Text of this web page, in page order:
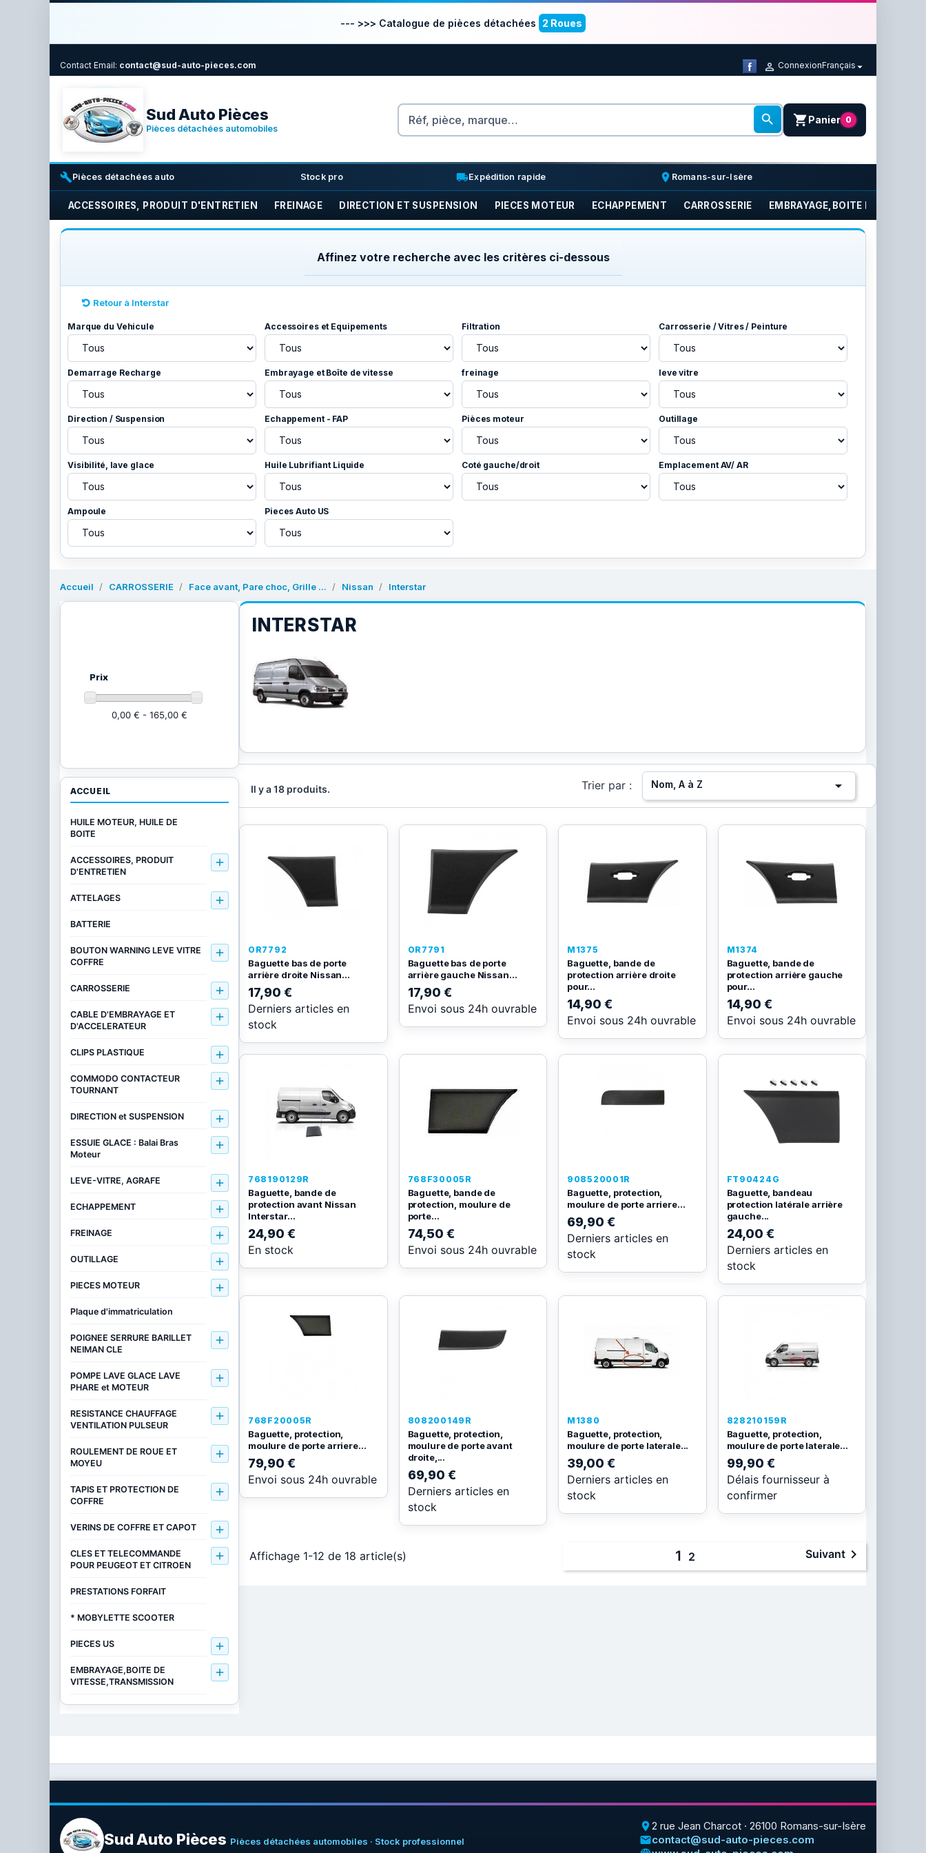
--- >>> Catalogue de pièces détachées 2 Roues
Contact Email: contact@sud-auto-pieces.com  ConnexionFrançais
Sud Auto Pièces
Pièces détachées automobiles
Rechercher
 shopping_cartPanier 0
buildPièces détachées auto inventory_2
Stock pro local_shippingExpédition rapide place Romans-sur-Isère
ACCESSOIRES, PRODUIT D'ENTRETIEN FREINAGE DIRECTION ET SUSPENSION PIECES MOTEUR ECHAPPEMENT CARROSSERIE EMBRAYAGE,BOITE DE
Affinez votre recherche avec les critères ci-dessous
Retour à Interstar
Marque du Vehicule Accessoires et Equipements Filtration Carrosserie / Vitres / Peinture
Demarrage Recharge Embrayage et Boîte de vitesse freinage leve vitre
Direction / Suspension Echappement - FAP Pièces moteur Outillage
Visibilité, lave glace Huile Lubrifiant Liquide Coté gauche/droit Emplacement AV/ AR
Ampoule Pieces Auto US
Accueil CARROSSERIE Face avant, Pare choc, Grille ... Nissan Interstar
INTERSTAR
Il y a 18 produits. Trier par : Nom, A à Z 
OR7792
Baguette bas de porte
arrière droite Nissan...
17,90 €
Derniers articles en
stock
OR7791
Baguette bas de porte
arrière gauche Nissan...
17,90 €
Envoi sous 24h ouvrable
M1375
Baguette, bande de
protection arrière droite
pour...
14,90 €
Envoi sous 24h ouvrable
M1374
Baguette, bande de
protection arrière gauche
pour...
14,90 €
Envoi sous 24h ouvrable
768190129R
Baguette, bande de
protection avant Nissan
Interstar...
24,90 €
En stock
768F30005R
Baguette, bande de
protection, moulure de
porte...
74,50 €
Envoi sous 24h ouvrable
908520001R
Baguette, protection,
moulure de porte arriere...
69,90 €
Derniers articles en
stock
FT90424G
Baguette, bandeau
protection latérale arrière
gauche...
24,00 €
Derniers articles en
stock
768F20005R
Baguette, protection,
moulure de porte arriere...
79,90 €
Envoi sous 24h ouvrable
808200149R
Baguette, protection,
moulure de porte avant
droite,...
69,90 €
Derniers articles en
stock
M1380
Baguette, protection,
moulure de porte laterale...
39,00 €
Derniers articles en
stock
828210159R
Baguette, protection,
moulure de porte laterale...
99,90 €
Délais fournisseur à
confirmer
Affichage 1-12 de 18 article(s) 1 2 Suivant
Prix
0,00 € - 165,00 €
ACCUEIL
HUILE MOTEUR, HUILE DE
BOITE
ACCESSOIRES, PRODUIT
D'ENTRETIEN

ATTELAGES 
BATTERIE
BOUTON WARNING LEVE VITRE
COFFRE

CARROSSERIE 
CABLE D'EMBRAYAGE ET
D'ACCELERATEUR

CLIPS PLASTIQUE 
COMMODO CONTACTEUR
TOURNANT

DIRECTION et SUSPENSION 
ESSUIE GLACE : Balai Bras
Moteur

LEVE-VITRE, AGRAFE 
ECHAPPEMENT 
FREINAGE 
OUTILLAGE 
PIECES MOTEUR 
Plaque d'immatriculation
POIGNEE SERRURE BARILLET
NEIMAN CLE

POMPE LAVE GLACE LAVE
PHARE et MOTEUR

RESISTANCE CHAUFFAGE
VENTILATION PULSEUR

ROULEMENT DE ROUE ET
MOYEU

TAPIS ET PROTECTION DE
COFFRE

VERINS DE COFFRE ET CAPOT 
CLES ET TELECOMMANDE
POUR PEUGEOT ET CITROEN

PRESTATIONS FORFAIT
* MOBYLETTE SCOOTER
PIECES US 
EMBRAYAGE,BOITE DE
VITESSE,TRANSMISSION

Sud Auto Pièces Pièces détachées automobiles · Stock professionnel
place2 rue Jean Charcot · 26100 Romans-sur-Isère
emailcontact@sud-auto-pieces.com